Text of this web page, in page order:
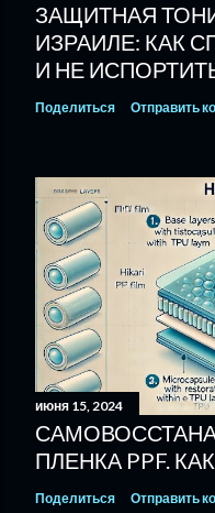
ЗАЩИТНАЯ
ИЗРАИЛЕ: КАК
И НЕ
Поделиться Отправить
июня 15, 2024
ПЛЕНКА PPF.
Поделиться Отправить